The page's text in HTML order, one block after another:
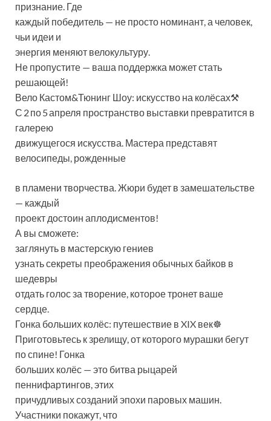
признание. Где
каждый победитель — не просто номинант, а человек,
чьи идеи и
энергия меняют велокультуру.
Не пропустите — ваша поддержка может стать
решающей!
Вело Кастом&Тюнинг Шоу: искусство на колёсах⚒
С 2 по 5 апреля пространство выставки превратится в
галерею
движущегося искусства. Мастера представят
велосипеды, рожденные
в пламени творчества. Жюри будет в замешательстве
— каждый
проект достоин аплодисментов!
А вы сможете:
заглянуть в мастерскую гениев
узнать секреты преображения обычных байков в
шедевры
отдать голос за творение, которое тронет ваше
сердце.
Гонка больших колёс: путешествие в XIX век☸
Приготовьтесь к зрелищу, от которого мурашки бегут
по спине! Гонка
больших колёс — это битва рыцарей
пеннифартингов, этих
причудливых созданий эпохи паровых машин.
Участники покажут, что